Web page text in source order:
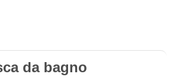
da bagno